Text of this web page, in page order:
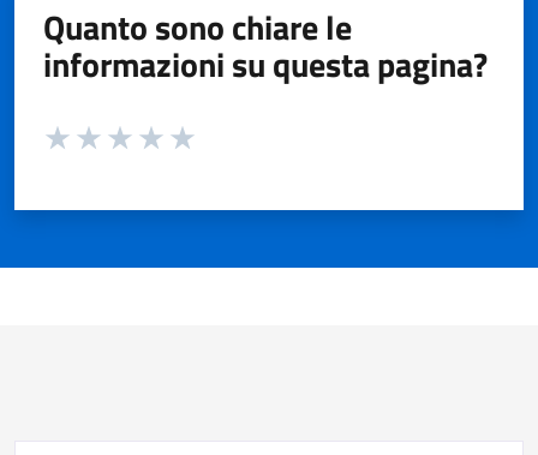
Quanto sono chiare le
informazioni su questa pagina?
Valuta da 1 a 5 stelle la pagina